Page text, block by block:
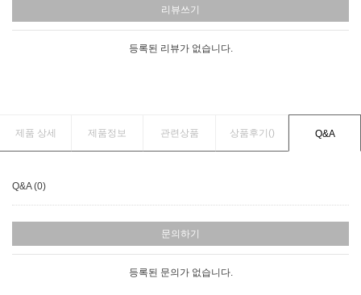
리뷰쓰기
등록된 리뷰가 없습니다.
제품 상세 제품정보 관련상품 상품후기() Q&A
Q&A (0)
문의하기
등록된 문의가 없습니다.